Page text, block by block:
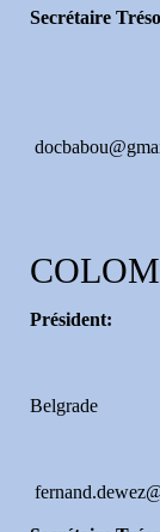
Secrétaire
Rue
Président:
Avenue
Belgrade
081/